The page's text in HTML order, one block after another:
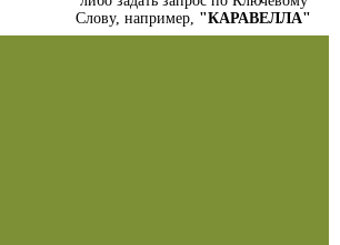
Слову, например, "КАРАВЕЛЛА"